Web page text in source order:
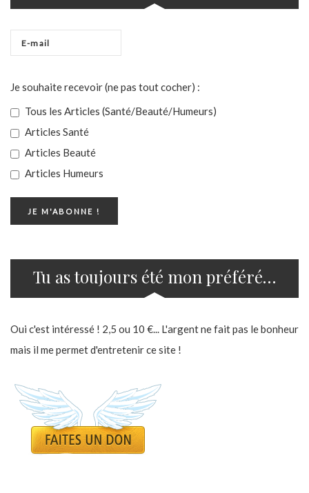
Je souhaite recevoir (ne pas tout cocher) :
Tous les Articles (Santé/Beauté/Humeurs)
Articles Santé
Articles Beauté
Articles Humeurs
Tu as toujours été mon préféré…
Oui c'est intéressé ! 2,5 ou 10 €... L'argent ne fait pas le bonheur
mais il me permet d'entretenir ce site !